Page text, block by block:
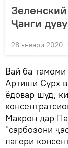
Ҷанги
28 январи 2020,
Вай ба
Артиши Сурх
ёдовар шуд,
Макрон дар
"сарбозони
лагери